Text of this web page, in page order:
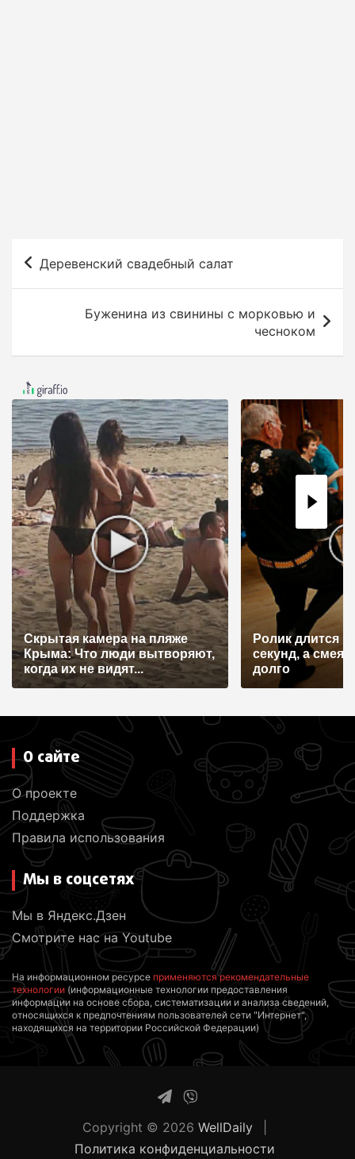
г
ц
и
я
п
о
з
а
п
и
с
я
м
Деревенский свадебный салат
Буженина из свинины с морковью и
чесноком
Скрытая камера на пляже
Крыма: Что люди вытворяют,
когда их не видят...
Ролик длится
секунд, а
долго
О сайте
О проекте
Поддержка
Правила использования
Мы в соцсетях
Мы в Яндекс.Дзен
Смотрите нас на Youtube
На информационном ресурсе применяются рекомендательные
технологии (информационные технологии предоставления
информации на основе сбора, систематизации и анализа сведений,
относящихся к предпочтениям пользователей сети "Интернет",
находящихся на территории Российской Федерации)
Copyright © 2026 WellDaily
Политика конфиденциальности